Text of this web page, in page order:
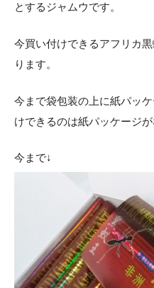
とするジャムウです。
今買い付けできるアフリカ
ります。
今まで袋包装の上に紙パッ
けできるのは紙パッケージが
今まで↓